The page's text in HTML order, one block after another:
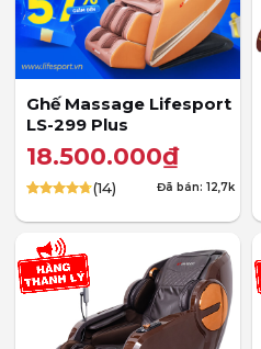
Ghế Massage Lifesport
LS-299 Plus
18.500.000₫
dựa trên
(14) Đã bán: 12,7k